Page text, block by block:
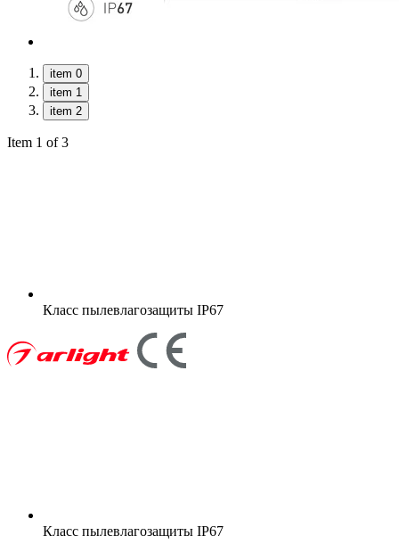
item 0
item 1
item 2
Item 1 of 3
Класс пылевлагозащиты IP67
Класс пылевлагозащиты IP67